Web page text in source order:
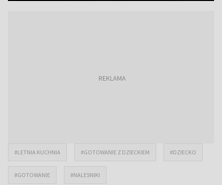
#LETNIA KUCHNIA #GOTOWANIE Z DZIECKIEM #DZIECKO
#GOTOWANIE #NALESNIKI